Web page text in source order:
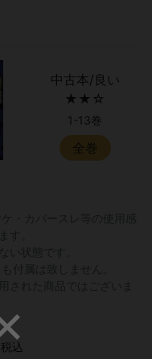
中古本/良い
★★☆
1-13巻
全巻
税込